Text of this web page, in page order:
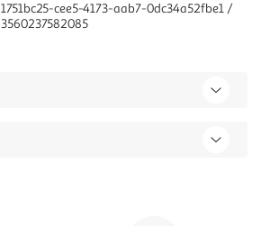
1751bc25-cee5-4173-aab7-0dc34a52fbe1 /
3560237582085